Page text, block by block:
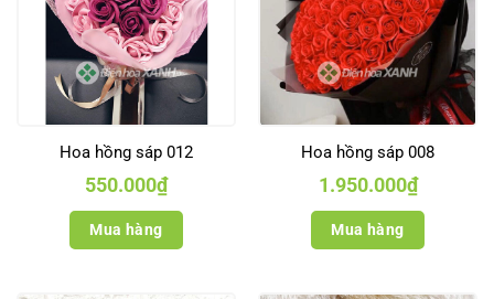
Hoa hồng sáp 012
550.000₫
Mua hàng
Hoa hồng sáp 008
1.950.000₫
Mua hàng